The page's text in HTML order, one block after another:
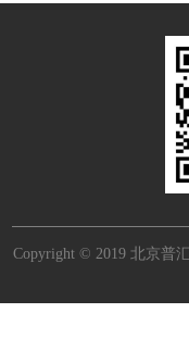
Copyright © 2019 北京普